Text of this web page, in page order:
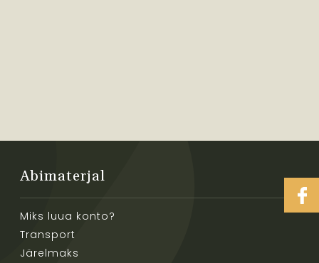
Abimaterjal
Miks luua konto?
Transport
Järelmaks